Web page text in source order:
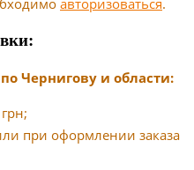
Чернигову и области:
при оформлении заказа